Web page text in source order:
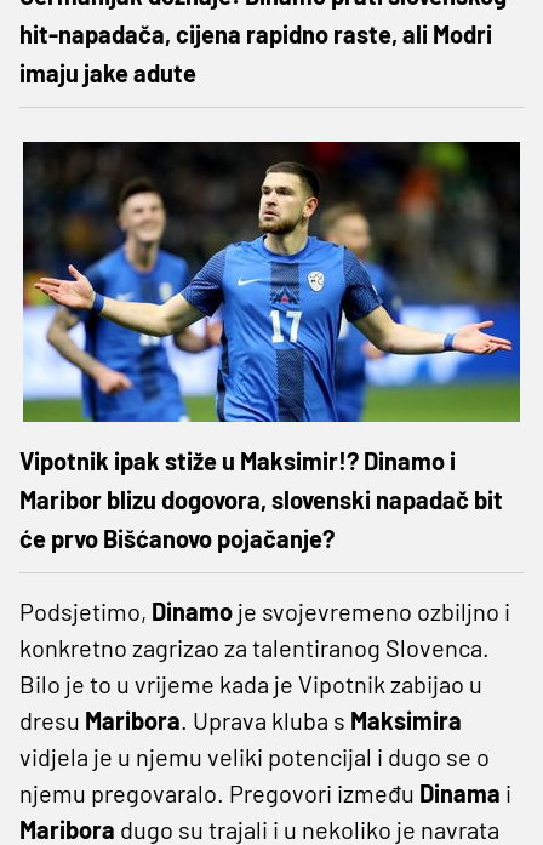
hit-napadača, cijena rapidno raste, ali Modri
imaju jake adute
Vipotnik ipak stiže u Maksimir!? Dinamo i
Maribor blizu dogovora, slovenski napadač bit
će prvo Bišćanovo pojačanje?
Podsjetimo, Dinamo je svojevremeno ozbiljno i
konkretno zagrizao za talentiranog Slovenca.
Bilo je to u vrijeme kada je Vipotnik zabijao u
dresu Maribora. Uprava kluba s Maksimira
vidjela je u njemu veliki potencijal i dugo se o
njemu pregovaralo. Pregovori između Dinama i
Maribora dugo su trajali i u nekoliko je navrata